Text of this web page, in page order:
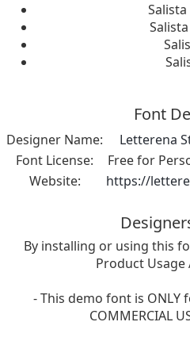
Font
Designer Name:
Letterena
Font License:
Free for
Website:
https://
By installing or using this
Product Usage
- This demo font is ONLY
COMMERCIAL